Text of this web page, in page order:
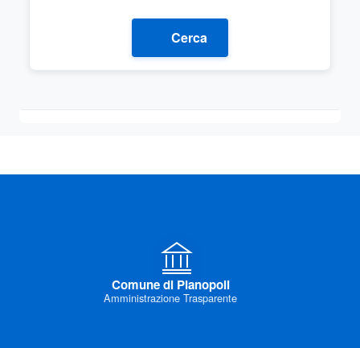
Cerca
Comune di Pianopoli
Amministrazione Trasparente